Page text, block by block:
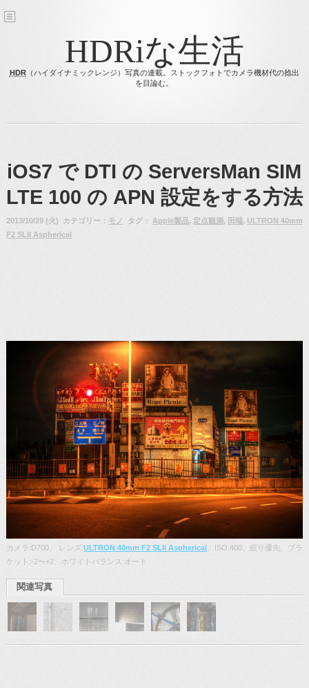
HDRiな生活
HDR（ハイダイナミックレンジ）写真の連載。ストックフォトでカメラ機材代の捻出
を目論む。
iOS7 で DTI の ServersMan SIM
LTE 100 の APN 設定をする方法
2013/10/29 (火) カテゴリー： モノ タグ： Apple製品, 定点観測 , 田端, ULTRON 40mm
F2 SLII Aspherical
カメラ:D700、 レンズ:ULTRON 40mm F2 SLII Aspherical
、ISO:400、絞り優先、ブラ
ケット:-2〜+2、ホワイトバランス:オート
関連写真